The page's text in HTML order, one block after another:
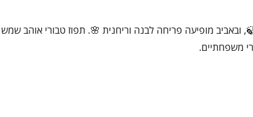
ובאביב מופיעה פריחה לבנה וריחנית 🌸. תפוז טבורי אוהב
משפחתיים.